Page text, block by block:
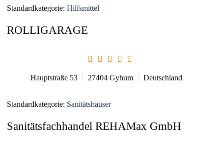
Standardkategorie: Hilfsmittel
ROLLIGARAGE
Hauptstraße 53 27404 Gyhum Deutschland
Standardkategorie: Sanitätshäuser
Sanitätsfachhandel REHAMax GmbH